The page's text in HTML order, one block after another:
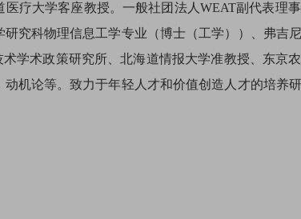
疗大学客座教授。一般社团法人WEAT副代表理
究科物理信息工学专业（博士（工学））、弗吉
学术政策研究所、北海道情报大学准教授、东京
机论等。致力于年轻人才和价值创造人才的培养